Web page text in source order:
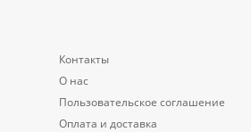
Контакты
О нас
Пользовательское соглашение
Оплата и доставка